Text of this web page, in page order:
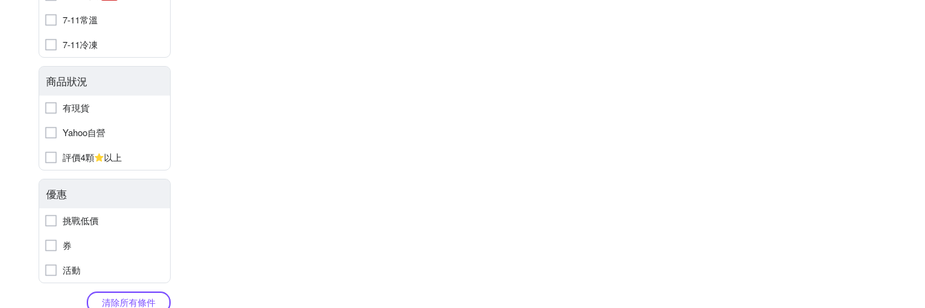
7-11常溫
7-11冷凍
商品狀況
有現貨
Yahoo自營
評價4顆
以上
優惠
挑戰低價
券
活動
清除所有條件